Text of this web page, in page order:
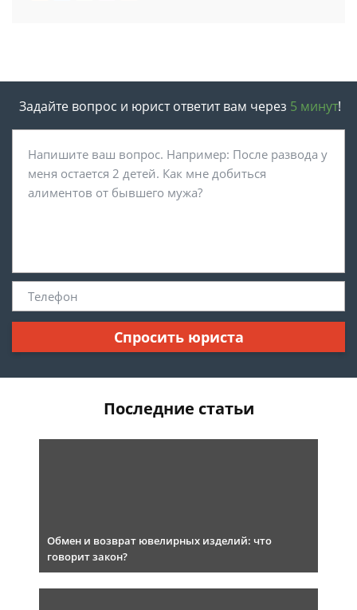
Задайте вопрос и юрист ответит вам через 5 минут!
Спросить юриста
Последние статьи
Обмен и возврат ювелирных изделий: что
говорит закон?